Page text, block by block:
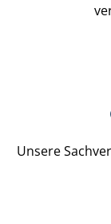
Unsere